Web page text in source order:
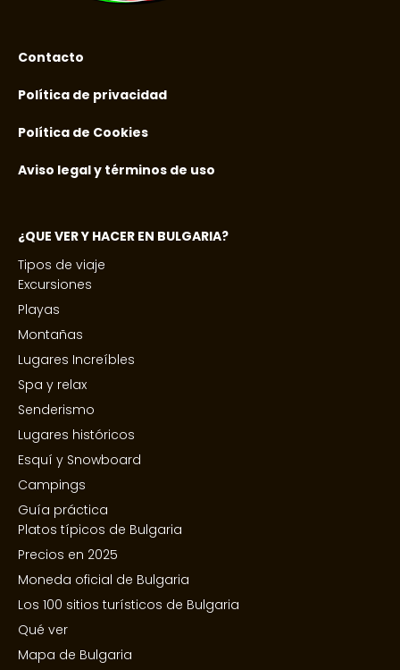
Contacto
Política de privacidad
Política de Cookies
Aviso legal y términos de uso
¿QUE VER Y HACER EN BULGARIA?
Tipos de viaje
Excursiones
Playas
Montañas
Lugares Increíbles
Spa y relax
Senderismo
Lugares históricos
Esquí y Snowboard
Campings
Guía práctica
Platos típicos de Bulgaria
Precios en 2025
Moneda oficial de Bulgaria
Los 100 sitios turísticos de Bulgaria
Qué ver
Mapa de Bulgaria